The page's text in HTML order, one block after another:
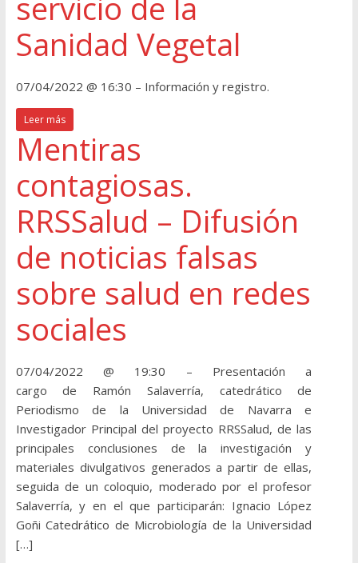
Sanidad Vegetal
07/04/2022 @ 16:30 – Información y registro.
Leer más
Mentiras
contagiosas.
RRSSalud – Difusión
de noticias falsas
sobre salud en redes
sociales
07/04/2022 @ 19:30 – Presentación a
cargo de Ramón Salaverría, catedrático de
Periodismo de la Universidad de Navarra e
Investigador Principal del proyecto RRSSalud, de las
principales conclusiones de la investigación y
materiales divulgativos generados a partir de ellas,
seguida de un coloquio, moderado por el profesor
Salaverría, y en el que participarán: Ignacio López
Goñi Catedrático de Microbiología de la Universidad
[…]